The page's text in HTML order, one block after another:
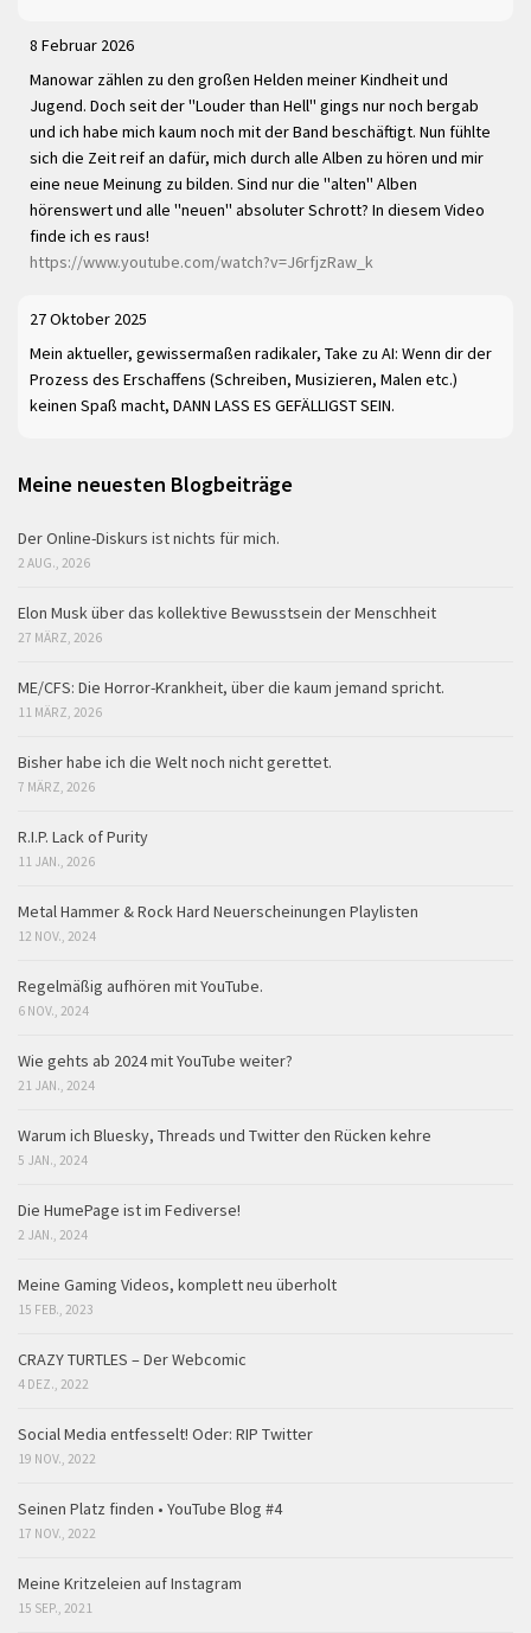
8 Februar 2026
Manowar zählen zu den großen Helden meiner Kindheit und
Jugend. Doch seit der "Louder than Hell" gings nur noch bergab
und ich habe mich kaum noch mit der Band beschäftigt. Nun fühlte
sich die Zeit reif an dafür, mich durch alle Alben zu hören und mir
eine neue Meinung zu bilden. Sind nur die "alten" Alben
hörenswert und alle "neuen" absoluter Schrott? In diesem Video
finde ich es raus!
https://www.youtube.com/watch?v=J6rfjzRaw_k
27 Oktober 2025
Mein aktueller, gewissermaßen radikaler, Take zu AI: Wenn dir der
Prozess des Erschaffens (Schreiben, Musizieren, Malen etc.)
keinen Spaß macht, DANN LASS ES GEFÄLLIGST SEIN.
Meine neuesten Blogbeiträge
Der Online-Diskurs ist nichts für mich.
2 AUG., 2026
Elon Musk über das kollektive Bewusstsein der Menschheit
27 MÄRZ, 2026
ME/CFS: Die Horror-Krankheit, über die kaum jemand spricht.
11 MÄRZ, 2026
Bisher habe ich die Welt noch nicht gerettet.
7 MÄRZ, 2026
R.I.P. Lack of Purity
11 JAN., 2026
Metal Hammer & Rock Hard Neuerscheinungen Playlisten
12 NOV., 2024
Regelmäßig aufhören mit YouTube.
6 NOV., 2024
Wie gehts ab 2024 mit YouTube weiter?
21 JAN., 2024
Warum ich Bluesky, Threads und Twitter den Rücken kehre
5 JAN., 2024
Die HumePage ist im Fediverse!
2 JAN., 2024
Meine Gaming Videos, komplett neu überholt
15 FEB., 2023
CRAZY TURTLES – Der Webcomic
4 DEZ., 2022
Social Media entfesselt! Oder: RIP Twitter
19 NOV., 2022
Seinen Platz finden • YouTube Blog #4
17 NOV., 2022
Meine Kritzeleien auf Instagram
15 SEP., 2021